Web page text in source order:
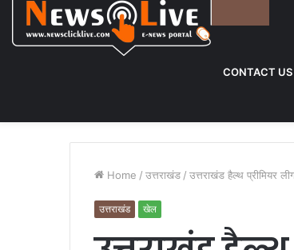
CONTACT US
Home / उत्तराखंड / उत्तराखंड हैल्थ प्रीमियर
उत्तराखंड खेल